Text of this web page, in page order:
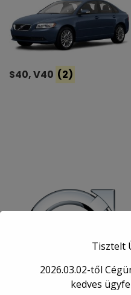
S40, V40 (2)
Tisztelt
2026.03.02-től
kedves